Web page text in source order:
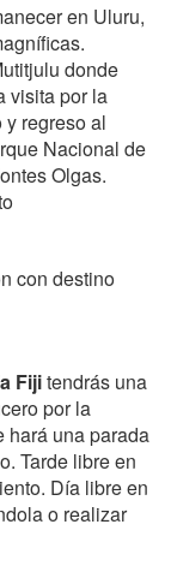
en Uluru,
donde
visita por la
regreso al
Nacional de
Olgas.
con destino
Fijitendrás una
por la
hará una parada
Tarde libre en
Día libre en
o realizar